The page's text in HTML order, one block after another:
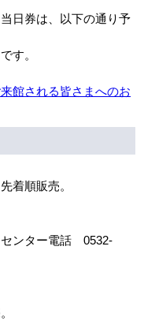
スケジュール
日券は、以下の通り予
す。
館される皆さまへのお
着順販売。
センター電話 0532-